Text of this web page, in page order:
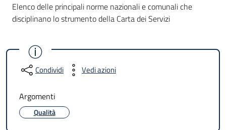
Elenco delle principali norme nazionali e comunali che
disciplinano lo strumento della Carta dei Servizi
Condividi Vedi azioni
Argomenti
Qualità